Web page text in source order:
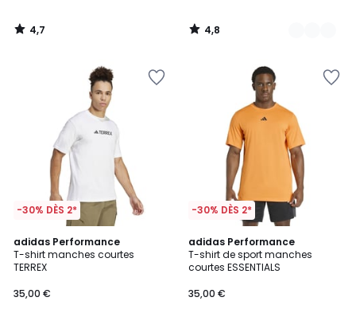
4,7
/
4,8
/
-30% DÈS 2*
adidas Performance
T-shirt manches courtes
TERREX
35,00 €
4,5
/ 5
-30% DÈS 2*
adidas Performance
T-shirt de sport manches
courtes ESSENTIALS
35,00 €
4,8
/ 5